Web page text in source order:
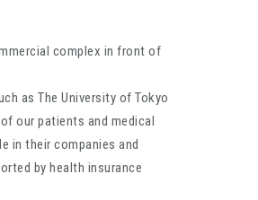
complex in front of
as The University of Tokyo
our patients and medical
in their companies and
by health insurance